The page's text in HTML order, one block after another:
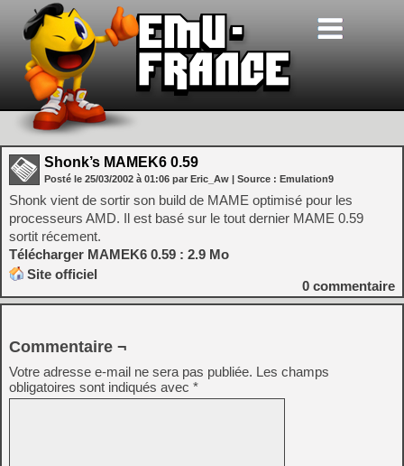
Shonk’s MAMEK6 0.59
Posté le 25/03/2002 à 01:06 par Eric_Aw | Source : Emulation9
Shonk vient de sortir son build de MAME optimisé pour les
processeurs AMD. Il est basé sur le tout dernier MAME 0.59
sortit récement.
Télécharger MAMEK6 0.59 : 2.9 Mo
Site officiel
0 commentaire
Commentaire ¬
Votre adresse e-mail ne sera pas publiée. Les champs
obligatoires sont indiqués avec *